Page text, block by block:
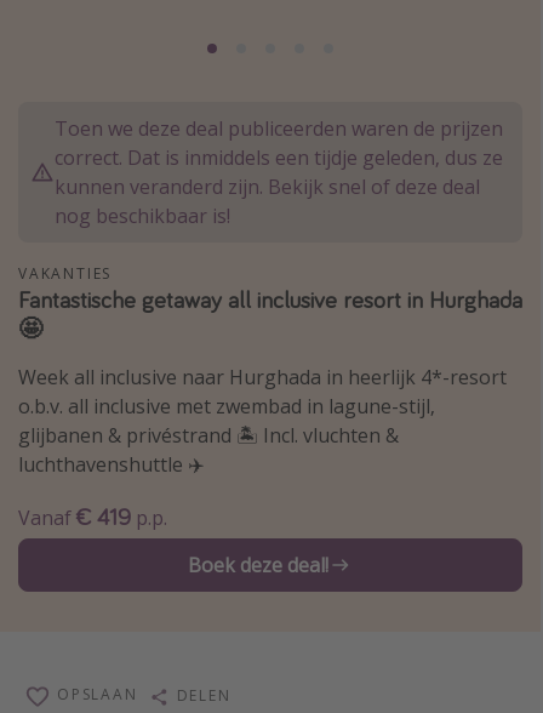
Egypte
Type vakantie
Overzicht
Weekendje weg
Autoverhuur
Vroegboeker
Vakantieparken
Toen we deze deal publiceerden waren de prijzen
correct. Dat is inmiddels een tijdje geleden, dus ze
kunnen veranderd zijn. Bekijk snel of deze deal
nog beschikbaar is!
VAKANTIES
Fantastische getaway all inclusive resort in Hurghada
🤩
Week all inclusive naar Hurghada in heerlijk 4*-resort
o.b.v. all inclusive met zwembad in lagune-stijl,
glijbanen & privéstrand 🏝️ Incl. vluchten &
luchthavenshuttle ✈️
Vanaf€ 419 p.p.
Boek deze deal!
OPSLAAN DELEN